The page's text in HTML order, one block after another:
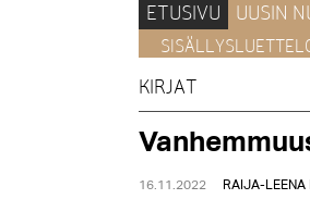
ETUSIVU UUSIN
KIRJAT
16.11.2022 RAIJA-LEENA